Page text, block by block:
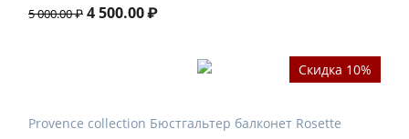
5 000.00₽ 4 500.00₽
Скидка 10%
Provence collection Бюстгальтер балконет Rosette